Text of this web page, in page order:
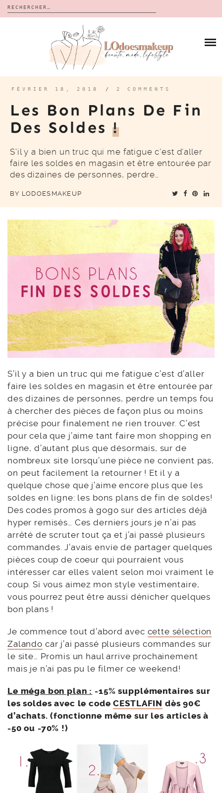
Rechercher :
CALENDRIERS DE L’AVENT
BON PLAN
À PROPOS
CONTACT
FÉVRIER 18, 2018 / 2 COMMENTS
Les Bon Plans De Fin
Des Soldes!
S’il y a bien un truc qui me fatigue c’est d’aller
faire les soldes en magasin et être entourée par
des dizaines de personnes, perdre…
BY LODOESMAKEUP
S’il y a bien un truc qui me fatigue c’est d’aller
faire les soldes en magasin et être entourée par
des dizaines de personnes, perdre un temps fou
à chercher des pièces de façon plus ou moins
précise pour finalement ne rien trouver. C’est
pour cela que j’aime tant faire mon shopping en
ligne, d’autant plus que désormais, sur de
nombreux site lorsqu’une pièce ne convient pas,
on peut facilement la retourner ! Et il y a
quelque chose que j’aime encore plus que les
soldes en ligne: les bons plans de fin de soldes!
Des codes promos à gogo sur des articles déjà
hyper remisés… Ces derniers jours je n’ai pas
arrêté de scruter tout ça et j’ai passé plusieurs
commandes. J’avais envie de partager quelques
pièces coup de coeur qui pourraient vous
intéresser car elles valent selon moi vraiment le
coup. Si vous aimez mon style vestimentaire,
vous pourrez peut être aussi dénicher quelques
bon plans !
Je commence tout d’abord avec cette sélection
Zalando car j’ai passé plusieurs commandes sur
le site… Promis un haul arrive prochainement
mais je n’ai pas pu le filmer ce weekend!
Le méga bon plan : -15% supplémentaires sur
les soldes avec le codeCESTLAFIN dès 90€
d’achats. (fonctionne même sur les articles à
-50 ou -70% !)